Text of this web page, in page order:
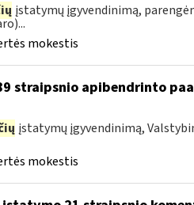
įstatymų įgyvendinimą,
mokestis
straipsnio apibendrinto
įstatymų įgyvendinimą,
mokestis